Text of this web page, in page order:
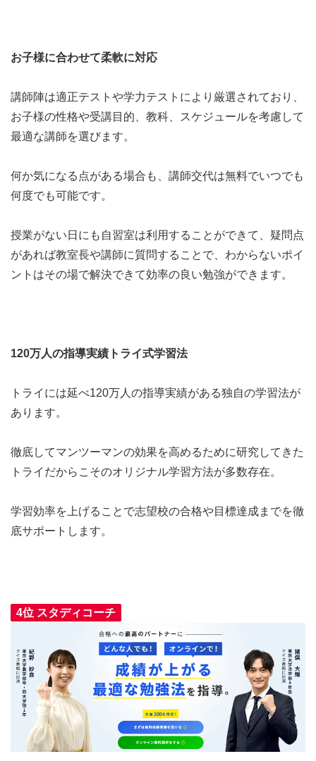
お子様に合わせて柔軟に対応
講師陣は適正テストや学力テストにより厳選されており、
お子様の性格や受講目的、教科、スケジュールを考慮して
最適な講師を選びます。
何か気になる点がある場合も、講師交代は無料でいつでも
何度でも可能です。
授業がない日にも自習室は利用することができて、疑問点
があれば教室長や講師に質問することで、わからないポイ
ントはその場で解決できて効率の良い勉強ができます。
120万人の指導実績トライ式学習法
トライには延べ120万人の指導実績がある独自の学習法が
あります。
徹底してマンツーマンの効果を高めるために研究してきた
トライだからこそのオリジナル学習方法が多数存在。
学習効率を上げることで志望校の合格や目標達成までを徹
底サポートします。
4位 スタディコーチ